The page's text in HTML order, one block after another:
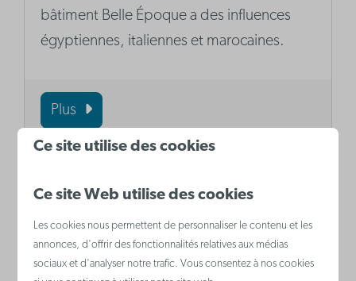
bâtiment Belle Époque a des influences
égyptiennes, italiennes et marocaines.
Plus
Ce site utilise des cookies
Ce site Web utilise des cookies
Les cookies nous permettent de personnaliser le contenu et les
annonces, d'offrir des fonctionnalités relatives aux médias
sociaux et d'analyser notre trafic. Vous consentez à nos cookies